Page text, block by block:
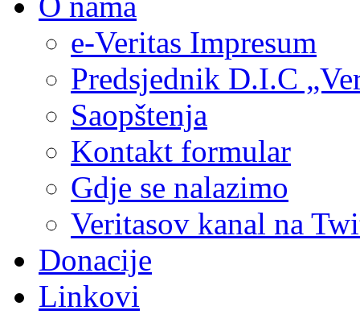
e-Veritas Impresum
Predsjednik D.I.C
Saopštenja
Kontakt formular
Gdje se nalazimo
Veritasov kanal na
Donacije
Linkovi